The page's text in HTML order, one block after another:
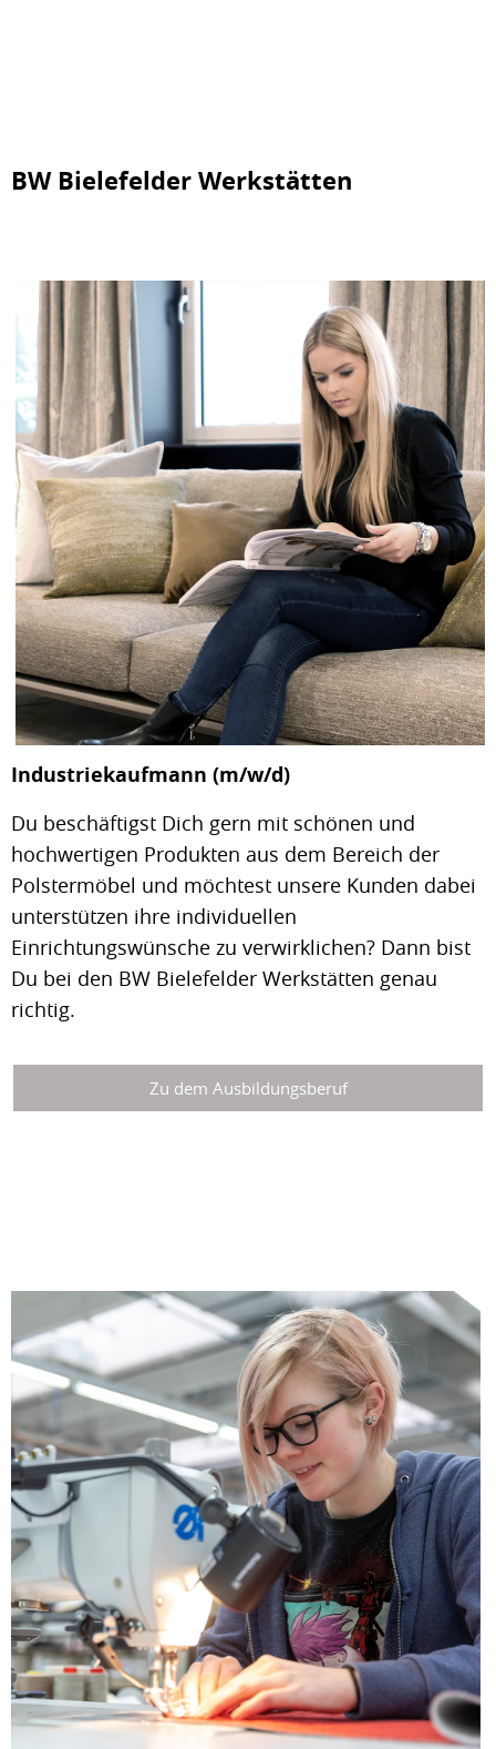
BW Bielefelder Werkstätten
Industriekaufmann (m/w/d)
Du beschäftigst Dich gern mit schönen und
hochwertigen Produkten aus dem Bereich der
Polstermöbel und möchtest unsere Kunden dabei
unterstützen ihre individuellen
Einrichtungswünsche zu verwirklichen? Dann bist
Du bei den BW Bielefelder Werkstätten genau
richtig.
Zu dem Ausbildungsberuf